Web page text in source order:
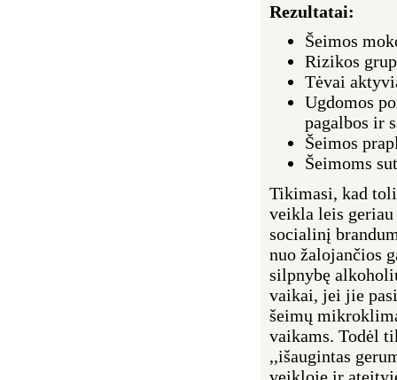
Rezultatai:
Šeimos
Rizikos
Tėvai
Ugdomos
pagalbos ir
Šeimos
Šeimoms
Tikimasi, kad
veikla leis
socialinį
nuo žalojančios
silpnybę
vaikai, jei jie
šeimų
vaikams. Todėl
,,išaugintas